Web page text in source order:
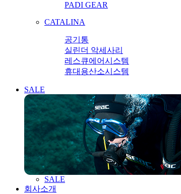
PADI GEAR
CATALINA
공기통
실린더 악세사리
레스큐에어시스템
휴대용산소시스템
SALE
SALE
회사소개